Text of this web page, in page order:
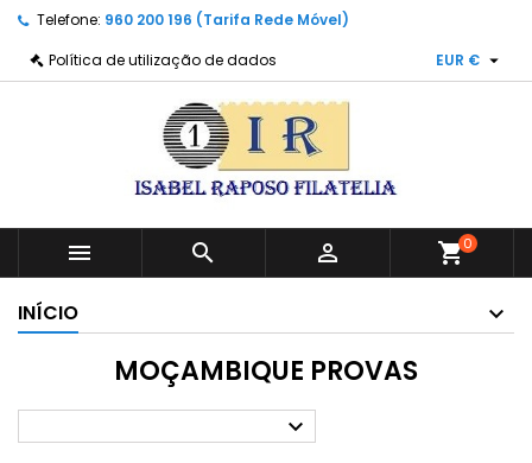
Telefone: 960 200 196 (Tarifa Rede Móvel)
Política de utilização de dados
EUR € 
   shopping_cart0
INÍCIO
MOÇAMBIQUE PROVAS
